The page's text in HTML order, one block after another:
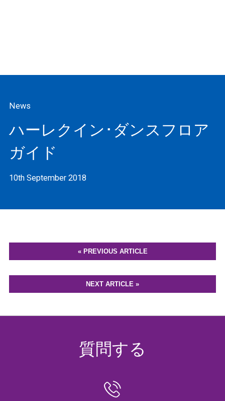
News
ハーレクイン･ダンスフロア
ガイド
10th September 2018
« PREVIOUS ARTICLE
NEXT ARTICLE »
質問する